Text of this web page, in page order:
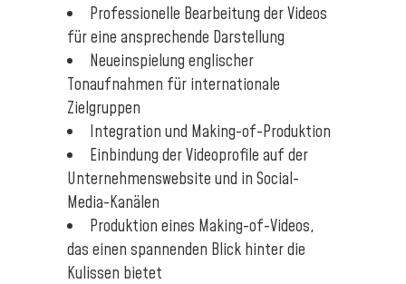
Professionelle Bearbeitung der Videos
für eine ansprechende Darstellung
Neueinspielung englischer
Tonaufnahmen für internationale
Zielgruppen
Integration und Making-of-Produktion
Einbindung der Videoprofile auf der
Unternehmenswebsite und in Social-
Media-Kanälen
Produktion eines Making-of-Videos,
das einen spannenden Blick hinter die
Kulissen bietet